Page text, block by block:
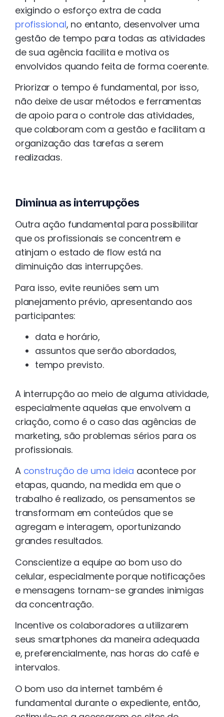
exigindo o esforço extra de cada
profissional, no entanto, desenvolver uma
gestão de tempo para todas as atividades
de sua agência facilita e motiva os
envolvidos quando feita de forma coerente.
Priorizar o tempo é fundamental, por isso,
não deixe de usar métodos e ferramentas
de apoio para o controle das atividades,
que colaboram com a gestão e facilitam a
organização das tarefas a serem
realizadas.
Diminua as interrupções
Outra ação fundamental para possibilitar
que os profissionais se concentrem e
atinjam o estado de flow está na
diminuição das interrupções.
Para isso, evite reuniões sem um
planejamento prévio, apresentando aos
participantes:
data e horário,
assuntos que serão abordados,
tempo previsto.
A interrupção ao meio de alguma atividade,
especialmente aquelas que envolvem a
criação, como é o caso das agências de
marketing, são problemas sérios para os
profissionais.
A construção de uma ideia acontece por
etapas, quando, na medida em que o
trabalho é realizado, os pensamentos se
transformam em conteúdos que se
agregam e interagem, oportunizando
grandes resultados.
Conscientize a equipe ao bom uso do
celular, especialmente porque notificações
e mensagens tornam-se grandes inimigas
da concentração.
Incentive os colaboradores a utilizarem
seus smartphones da maneira adequada
e, preferencialmente, nas horas do café e
intervalos.
O bom uso da internet também é
fundamental durante o expediente, então,